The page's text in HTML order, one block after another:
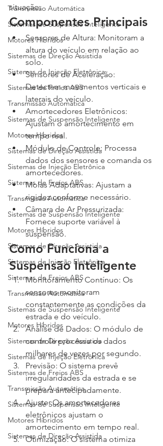
Transmissão Automática
Sistemas de Suspensão Inteligente
Motores Híbridos
Sistemas de Direção Assistida
Sistemas de Injeção Eletrônica
Sistemas de Freios ABS
Transmissão Automática
Sistemas de Suspensão Inteligente
Motores Híbridos
Sistemas de Direção Assistida
Sistemas de Injeção Eletrônica
Sistemas de Freios ABS
Transmissão Automática
Sistemas de Suspensão Inteligente
Motores Híbridos
Sistemas de Direção Assistida
Sistemas de Injeção Eletrônica
Sistemas de Freios ABS
Transmissão Automática
Sistemas de Suspensão Inteligente
Motores Híbridos
Sistemas de Direção Assistida
Sistemas de Injeção Eletrônica
Sistemas de Freios ABS
Transmissão Automática
Sistemas de Suspensão Inteligente
Motores Híbridos
Sistemas de Direção Assistida
situação.
Componentes Principais
Sensores de Altura: Monitoram a
altura do veículo em relação ao
solo.
Sensores de Aceleração:
Detectam movimentos verticais e
laterais do veículo.
Amortecedores Eletrônicos:
Ajustam o amortecimento em
tempo real.
Módulo de Controle: Processa
dados dos sensores e comanda os
amortecedores.
Molas Adaptativas: Ajustam a
rigidez conforme necessário.
Câmara de Ar Pressurizada:
Fornece suporte variável à
suspensão.
Como Funciona a
Suspensão Inteligente
Monitoramento Contínuo: Os
sensores monitoram
constantemente as condições da
estrada e do veículo.
Análise de Dados: O módulo de
controle processa os dados
milhares de vezes por segundo.
Previsão: O sistema prevê
irregularidades da estrada e se
prepara antecipadamente.
Ajuste: Os amortecedores
eletrônicos ajustam o
amortecimento em tempo real.
Otimização: O sistema otimiza